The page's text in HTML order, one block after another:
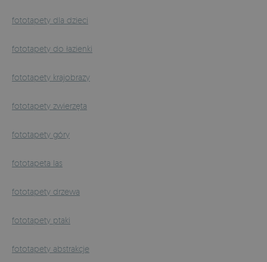
fototapety dla dzieci
fototapety do łazienki
fototapety krajobrazy
fototapety zwierzęta
fototapety góry
fototapeta las
fototapety drzewa
fototapety ptaki
fototapety abstrakcje